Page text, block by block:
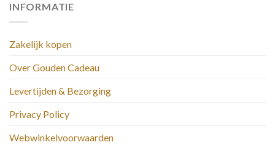
INFORMATIE
Zakelijk kopen
Over Gouden Cadeau
Levertijden & Bezorging
Privacy Policy
Webwinkelvoorwaarden